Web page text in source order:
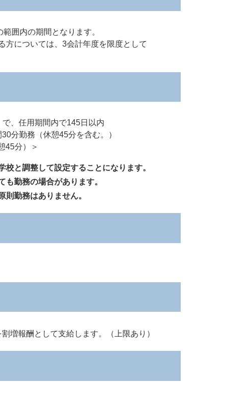
囲内の期間となります。
方については、3会計年度を限度として
、任用期間内で145日以内
分勤務（休憩45分を含む。）
分）＞
調整して設定することになります。
務の場合があります。
務はありません。
報酬として支給します。（上限あり）